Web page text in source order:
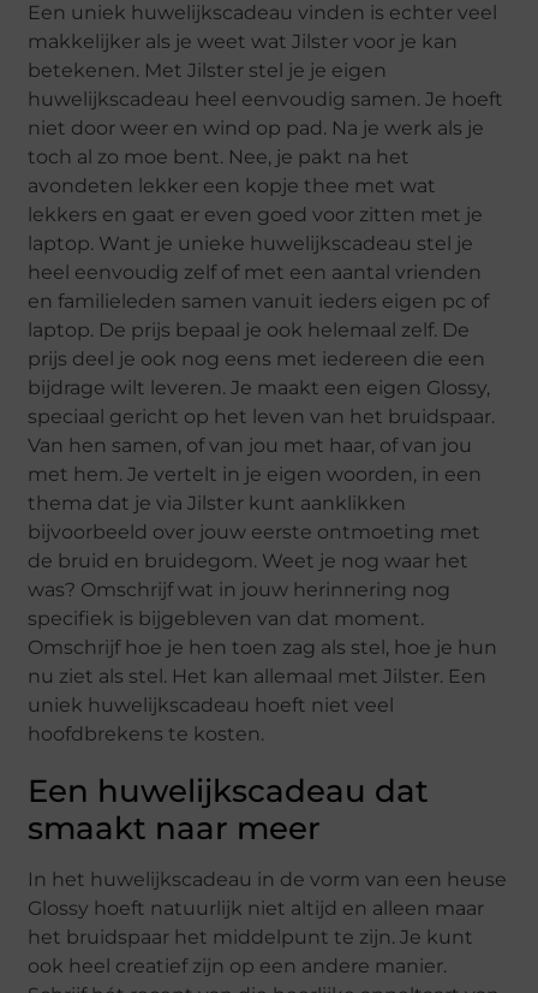
Een uniek huwelijkscadeau vinden is echter veel
makkelijker als je weet wat Jilster voor je kan
betekenen. Met Jilster stel je je eigen
huwelijkscadeau heel eenvoudig samen. Je hoeft
niet door weer en wind op pad. Na je werk als je
toch al zo moe bent. Nee, je pakt na het
avondeten lekker een kopje thee met wat
lekkers en gaat er even goed voor zitten met je
laptop. Want je unieke huwelijkscadeau stel je
heel eenvoudig zelf of met een aantal vrienden
en familieleden samen vanuit ieders eigen pc of
laptop. De prijs bepaal je ook helemaal zelf. De
prijs deel je ook nog eens met iedereen die een
bijdrage wilt leveren. Je maakt een eigen Glossy,
speciaal gericht op het leven van het bruidspaar.
Van hen samen, of van jou met haar, of van jou
met hem. Je vertelt in je eigen woorden, in een
thema dat je via Jilster kunt aanklikken
bijvoorbeeld over jouw eerste ontmoeting met
de bruid en bruidegom. Weet je nog waar het
was? Omschrijf wat in jouw herinnering nog
specifiek is bijgebleven van dat moment.
Omschrijf hoe je hen toen zag als stel, hoe je hun
nu ziet als stel. Het kan allemaal met Jilster. Een
uniek huwelijkscadeau hoeft niet veel
hoofdbrekens te kosten.
Een huwelijkscadeau dat
smaakt naar meer
In het huwelijkscadeau in de vorm van een heuse
Glossy hoeft natuurlijk niet altijd en alleen maar
het bruidspaar het middelpunt te zijn. Je kunt
ook heel creatief zijn op een andere manier.